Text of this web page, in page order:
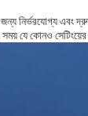
জন্য নির্ভরযোগ্য
সময় যে কোনও